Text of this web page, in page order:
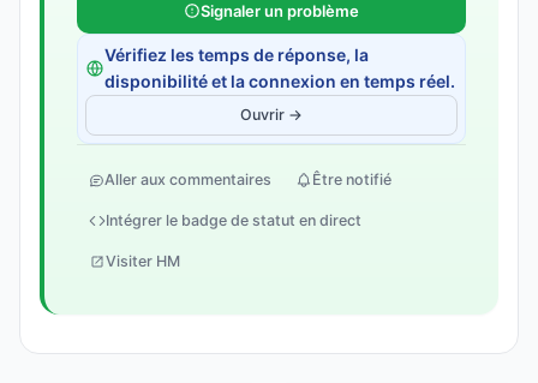
Signaler un problème
Vérifiez les temps de réponse, la
disponibilité et la connexion en temps réel.
Ouvrir →
Aller aux commentaires Être notifié
Intégrer le badge de statut en direct
Visiter HM